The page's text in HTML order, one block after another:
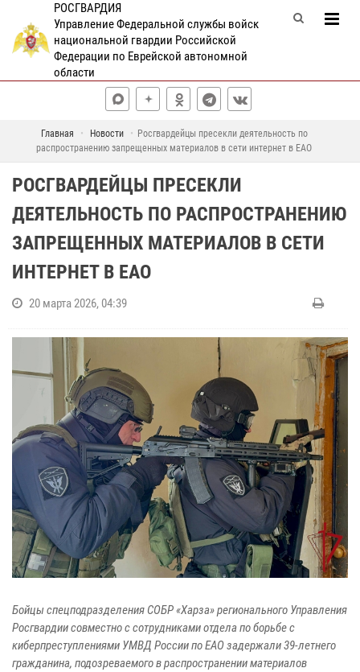
РОСГВАРДИЯ
Управление Федеральной службы войск
национальной гвардии Российской
Федерации по Еврейской автономной
области
Главная Новости
Росгвардейцы пресекли деятельность по
распространению запрещенных материалов в сети интернет в ЕАО
РОСГВАРДЕЙЦЫ ПРЕСЕКЛИ
ДЕЯТЕЛЬНОСТЬ ПО РАСПРОСТРАНЕНИЮ
ЗАПРЕЩЕННЫХ МАТЕРИАЛОВ В СЕТИ
ИНТЕРНЕТ В ЕАО
20 марта 2026, 04:39
Бойцы спецподразделения СОБР «Харза» регионального Управления
Росгвардии совместно с сотрудниками отдела по борьбе с
киберпреступлениями УМВД России по ЕАО задержали 39-летнего
гражданина, подозреваемого в распространении материалов